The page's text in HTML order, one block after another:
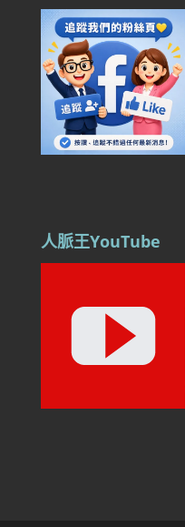
人脈王YouTube